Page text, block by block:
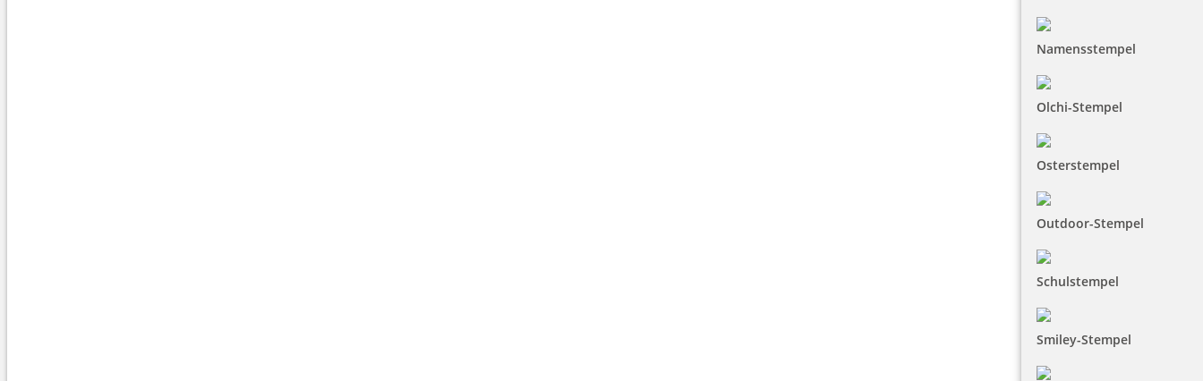
Namensstempel
Olchi-Stempel
Osterstempel
Outdoor-Stempel
Schulstempel
Smiley-Stempel